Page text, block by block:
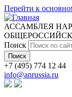
Перейти к
АССАМБЛЕЯ
Поиск
+7 (495) 774 12 44
info@anrussia.ru